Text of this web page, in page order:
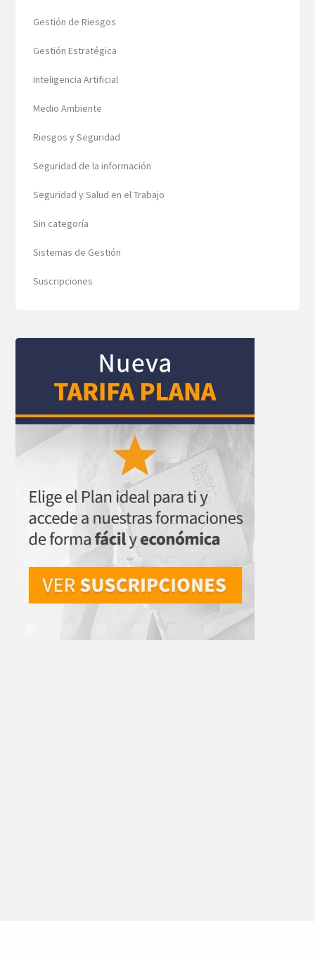
Gestión de Riesgos
Gestión Estratégica
Inteligencia Artificial
Medio Ambiente
Riesgos y Seguridad
Seguridad de la información
Seguridad y Salud en el Trabajo
Sin categoría
Sistemas de Gestión
Suscripciones